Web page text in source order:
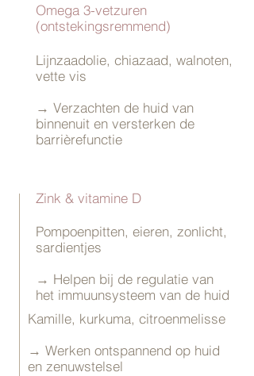
Omega 3-vetzuren
(ontstekingsremmend)
Lijnzaadolie, chiazaad, walnoten,
vette vis
→ Verzachten de huid van
binnenuit en versterken de
barrièrefunctie
Zink & vitamine D
Pompoenpitten, eieren, zonlicht,
sardientjes
→ Helpen bij de regulatie van
het immuunsysteem van de huid
Kamille, kurkuma, citroenmelisse
→ Werken ontspannend op huid
en zenuwstelsel